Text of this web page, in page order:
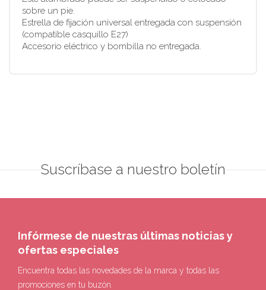
sobre un pie.
Estrella de fijación universal entregada con suspensión
(compatible casquillo E27)
Accesorio eléctrico y bombilla no entregada.
Suscríbase a nuestro boletín
Infórmese de nuestras últimas noticias y
ofertas especiales
Encuentra todas las novedades de la marca y todas las
promociones en tu buzón.